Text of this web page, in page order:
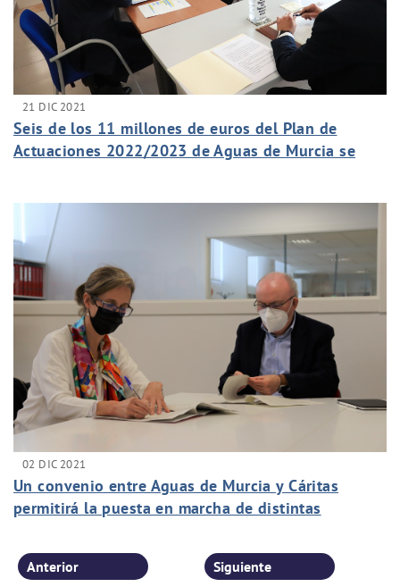
21 DIC 2021
Seis de los 11 millones de euros del Plan de
Actuaciones 2022/2023 de Aguas de Murcia se
02 DIC 2021
Un convenio entre Aguas de Murcia y Cáritas
permitirá la puesta en marcha de distintas
Anterior Siguiente